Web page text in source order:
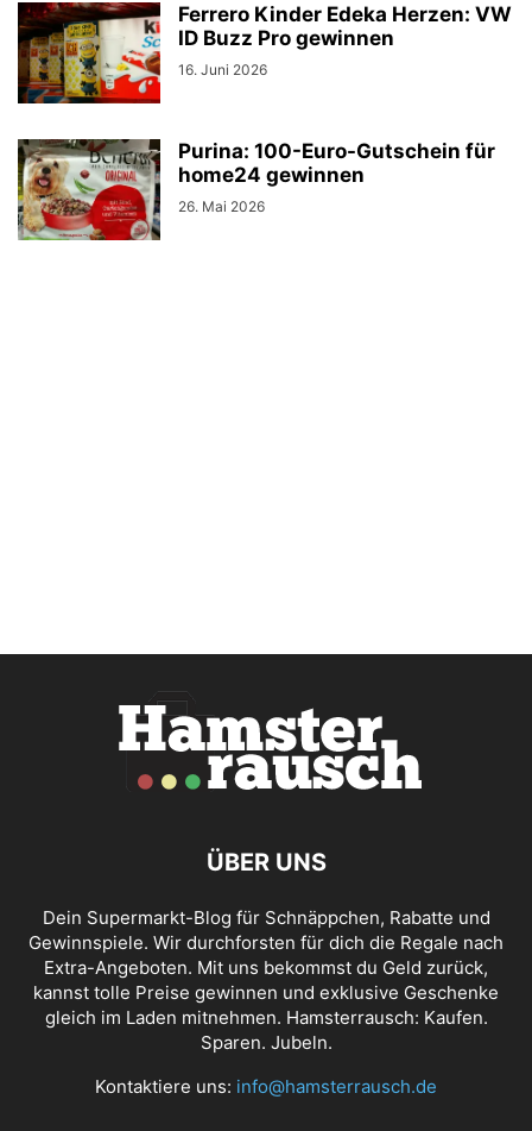
Ferrero Kinder Edeka Herzen: VW
ID Buzz Pro gewinnen
16. Juni 2026
Purina: 100-Euro-Gutschein für
home24 gewinnen
26. Mai 2026
ÜBER UNS
Dein Supermarkt-Blog für Schnäppchen, Rabatte und
Gewinnspiele. Wir durchforsten für dich die Regale nach
Extra-Angeboten. Mit uns bekommst du Geld zurück,
kannst tolle Preise gewinnen und exklusive Geschenke
gleich im Laden mitnehmen. Hamsterrausch: Kaufen.
Sparen. Jubeln.
Kontaktiere uns: info@hamsterrausch.de